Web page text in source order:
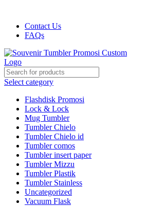
Contact Us
FAQs
Select category
Flashdisk Promosi
Lock & Lock
Mug Tumbler
Tumbler Chielo
Tumbler Chielo id
Tumbler comos
Tumbler insert paper
Tumbler Mizzu
Tumbler Plastik
Tumbler Stainless
Uncategorized
Vacuum Flask